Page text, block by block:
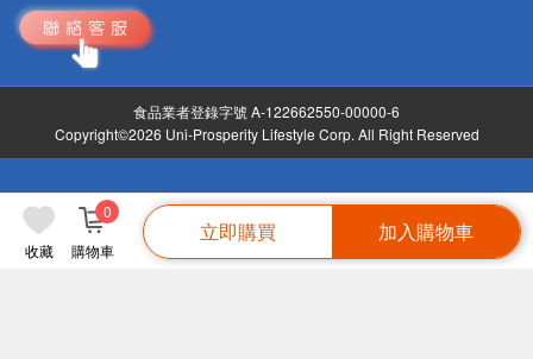
收藏 購物車
0
立即購買 加入購物車
食品業者登錄字號 A-122662550-00000-6
Copyright©2026 Uni-Prosperity Lifestyle Corp. All Right Reserved